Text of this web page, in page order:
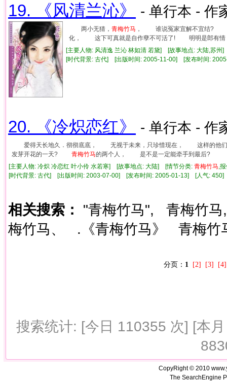
19. 《风清兰沁》 - 单行本 - 作
两小无猜， 青梅竹马 ， 谁说冤家宜解不宜结? 为
化， 这下可真就是自作孽不可活了! 明明是郎有情
[主要人物: 风清逸 兰沁 林如清 若黛] [故事地点: 大陆,苏
[时代背景: 古代] [出版时间: 2005-11-00] [发布时间:
20. 《冷炽恋红》 - 单行本 - 作
爱得天长地久．彻彻底底， 无视于未来，只珍惜现在， 这样的他
发芽开花的一天? 青梅竹马的两个人， 是不是一定能牵手到最后?
[主要人物: 冷炽 冷恋红 叶小伶 水若寒] [故事地点: 大陆] [情节分类: 青梅竹马 ,
[时代背景: 古代] [出版时间: 2003-07-00] [发布时间: 2005-01-13] [人气:
相关搜索： "青梅竹马",
青梅竹马,
梅竹马、
.《青梅竹马》 青梅竹
分页： 1 [2] [3] [4]
搜索统计: [今日 110355 次] [本
CopyRight © 2010
The SearchEngine